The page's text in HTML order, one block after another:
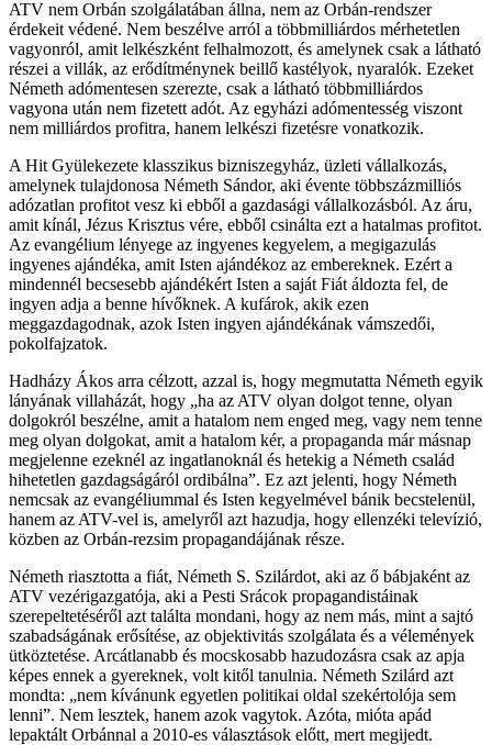
ATV nem Orbán szolgálatában állna, nem az Orbán-rendszer
érdekeit védené. Nem beszélve arról a többmilliárdos mérhetetlen
vagyonról, amit lelkészként felhalmozott, és amelynek csak a látható
részei a villák, az erődítménynek beillő kastélyok, nyaralók. Ezeket
Németh adómentesen szerezte, csak a látható többmilliárdos
vagyona után nem fizetett adót. Az egyházi adómentesség viszont
nem milliárdos profitra, hanem lelkészi fizetésre vonatkozik.
A Hit Gyülekezete klasszikus bizniszegyház, üzleti vállalkozás,
amelynek tulajdonosa Németh Sándor, aki évente többszázmilliós
adózatlan profitot vesz ki ebből a gazdasági vállalkozásból. Az áru,
amit kínál, Jézus Krisztus vére, ebből csinálta ezt a hatalmas profitot.
Az evangélium lényege az ingyenes kegyelem, a megigazulás
ingyenes ajándéka, amit Isten ajándékoz az embereknek. Ezért a
mindennél becsesebb ajándékért Isten a saját Fiát áldozta fel, de
ingyen adja a benne hívőknek. A kufárok, akik ezen
meggazdagodnak, azok Isten ingyen ajándékának vámszedői,
pokolfajzatok.
Hadházy Ákos arra célzott, azzal is, hogy megmutatta Németh egyik
lányának villaházát, hogy „ha az ATV olyan dolgot tenne, olyan
dolgokról beszélne, amit a hatalom nem enged meg, vagy nem tenne
meg olyan dolgokat, amit a hatalom kér, a propaganda már másnap
megjelenne ezeknél az ingatlanoknál és hetekig a Németh család
hihetetlen gazdagságáról ordibálna”. Ez azt jelenti, hogy Németh
nemcsak az evangéliummal és Isten kegyelmével bánik becstelenül,
hanem az ATV-vel is, amelyről azt hazudja, hogy ellenzéki televízió,
közben az Orbán-rezsim propagandájának része.
Németh riasztotta a fiát, Németh S. Szilárdot, aki az ő bábjaként az
ATV vezérigazgatója, aki a Pesti Srácok propagandistáinak
szerepeltetéséről azt találta mondani, hogy az nem más, mint a sajtó
szabadságának erősítése, az objektivitás szolgálata és a vélemények
ütköztetése. Arcátlanabb és mocskosabb hazudozásra csak az apja
képes ennek a gyereknek, volt kitől tanulnia. Németh Szilárd azt
mondta: „nem kívánunk egyetlen politikai oldal szekértolója sem
lenni”. Nem lesztek, hanem azok vagytok. Azóta, mióta apád
lepaktált Orbánnal a 2010-es választások előtt, mert megijedt.